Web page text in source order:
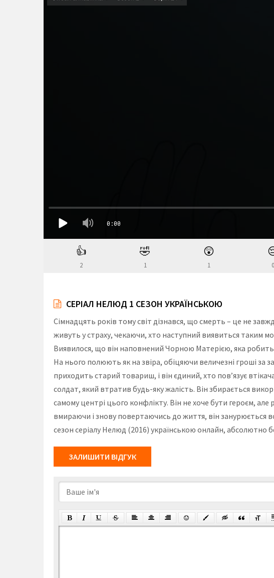
👍
2
🤣
1
😲
1 0
СЕРІАЛ НЕЛЮД 1 СЕЗОН УКРАЇНСЬКОЮ
Сімнадцять років тому світ дізнався, що смерть – це не
живуть у страху, чекаючи, хто наступний виявиться таким
Виявилося, що він наповнений Чорною Матерією, яка робить
На нього полюють як на звіра, обіцяючи величезні гроші за
приходить старий товариш, і він єдиний, хто пов’язує
солдат, який втратив будь-яку жалість. Він збирається
самому центрі цього конфлікту. Він не хоче бути героєм,
вмираючи і знову повертаючись до життя, він занурюється
сезон серіалу Нелюд (2016) українською онлайн, абсолютно
ЗАЛИШИТИ ВІДГУК